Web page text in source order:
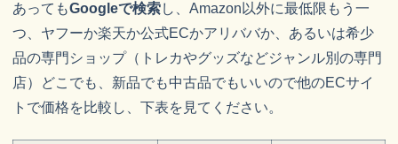
あってもGoogleで検索し、Amazon以外に最低限もう一
つ、ヤフーか楽天か公式ECかアリババか、あるいは希少
品の専門ショップ（トレカやグッズなどジャンル別の専門
店）どこでも、新品でも中古品でもいいので他のECサイ
トで価格を比較し、下表を見てください。